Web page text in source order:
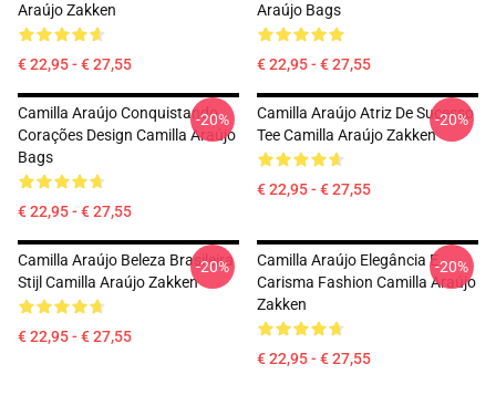
Araújo Zakken
€ 22,95 - € 27,55
Araújo Bags
€ 22,95 - € 27,55
Camilla Araújo Conquistando
Corações Design Camilla Araújo
Bags
€ 22,95 - € 27,55
-20%
Camilla Araújo Atriz De Sucesso
Tee Camilla Araújo Zakken
€ 22,95 - € 27,55
-20%
Camilla Araújo Beleza Brasileira
Stijl Camilla Araújo Zakken
€ 22,95 - € 27,55
-20%
Camilla Araújo Elegância E
Carisma Fashion Camilla Araújo
Zakken
€ 22,95 - € 27,55
-20%